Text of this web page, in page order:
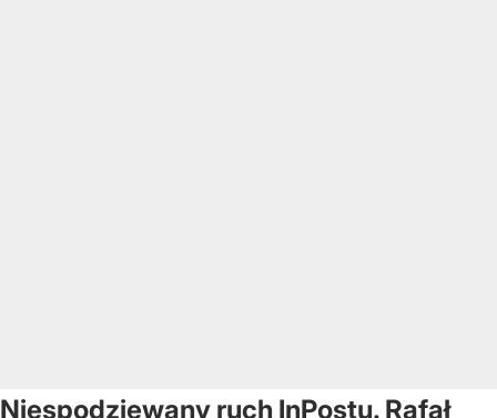
Niespodziewany ruch InPostu. Rafał